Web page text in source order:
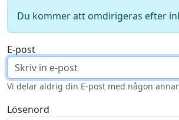
Du kommer att omdirigeras efter
E-post
Vi delar aldrig din E-post med någon
Lösenord